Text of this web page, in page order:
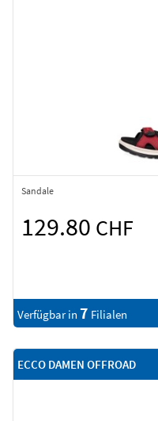
Sandale
129.80 CHF
Verfügbar in 7 Filialen
ECCO DAMEN OFFROAD